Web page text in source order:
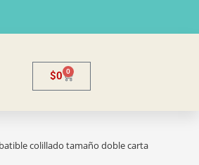
$0 0
colillado tamaño doble carta